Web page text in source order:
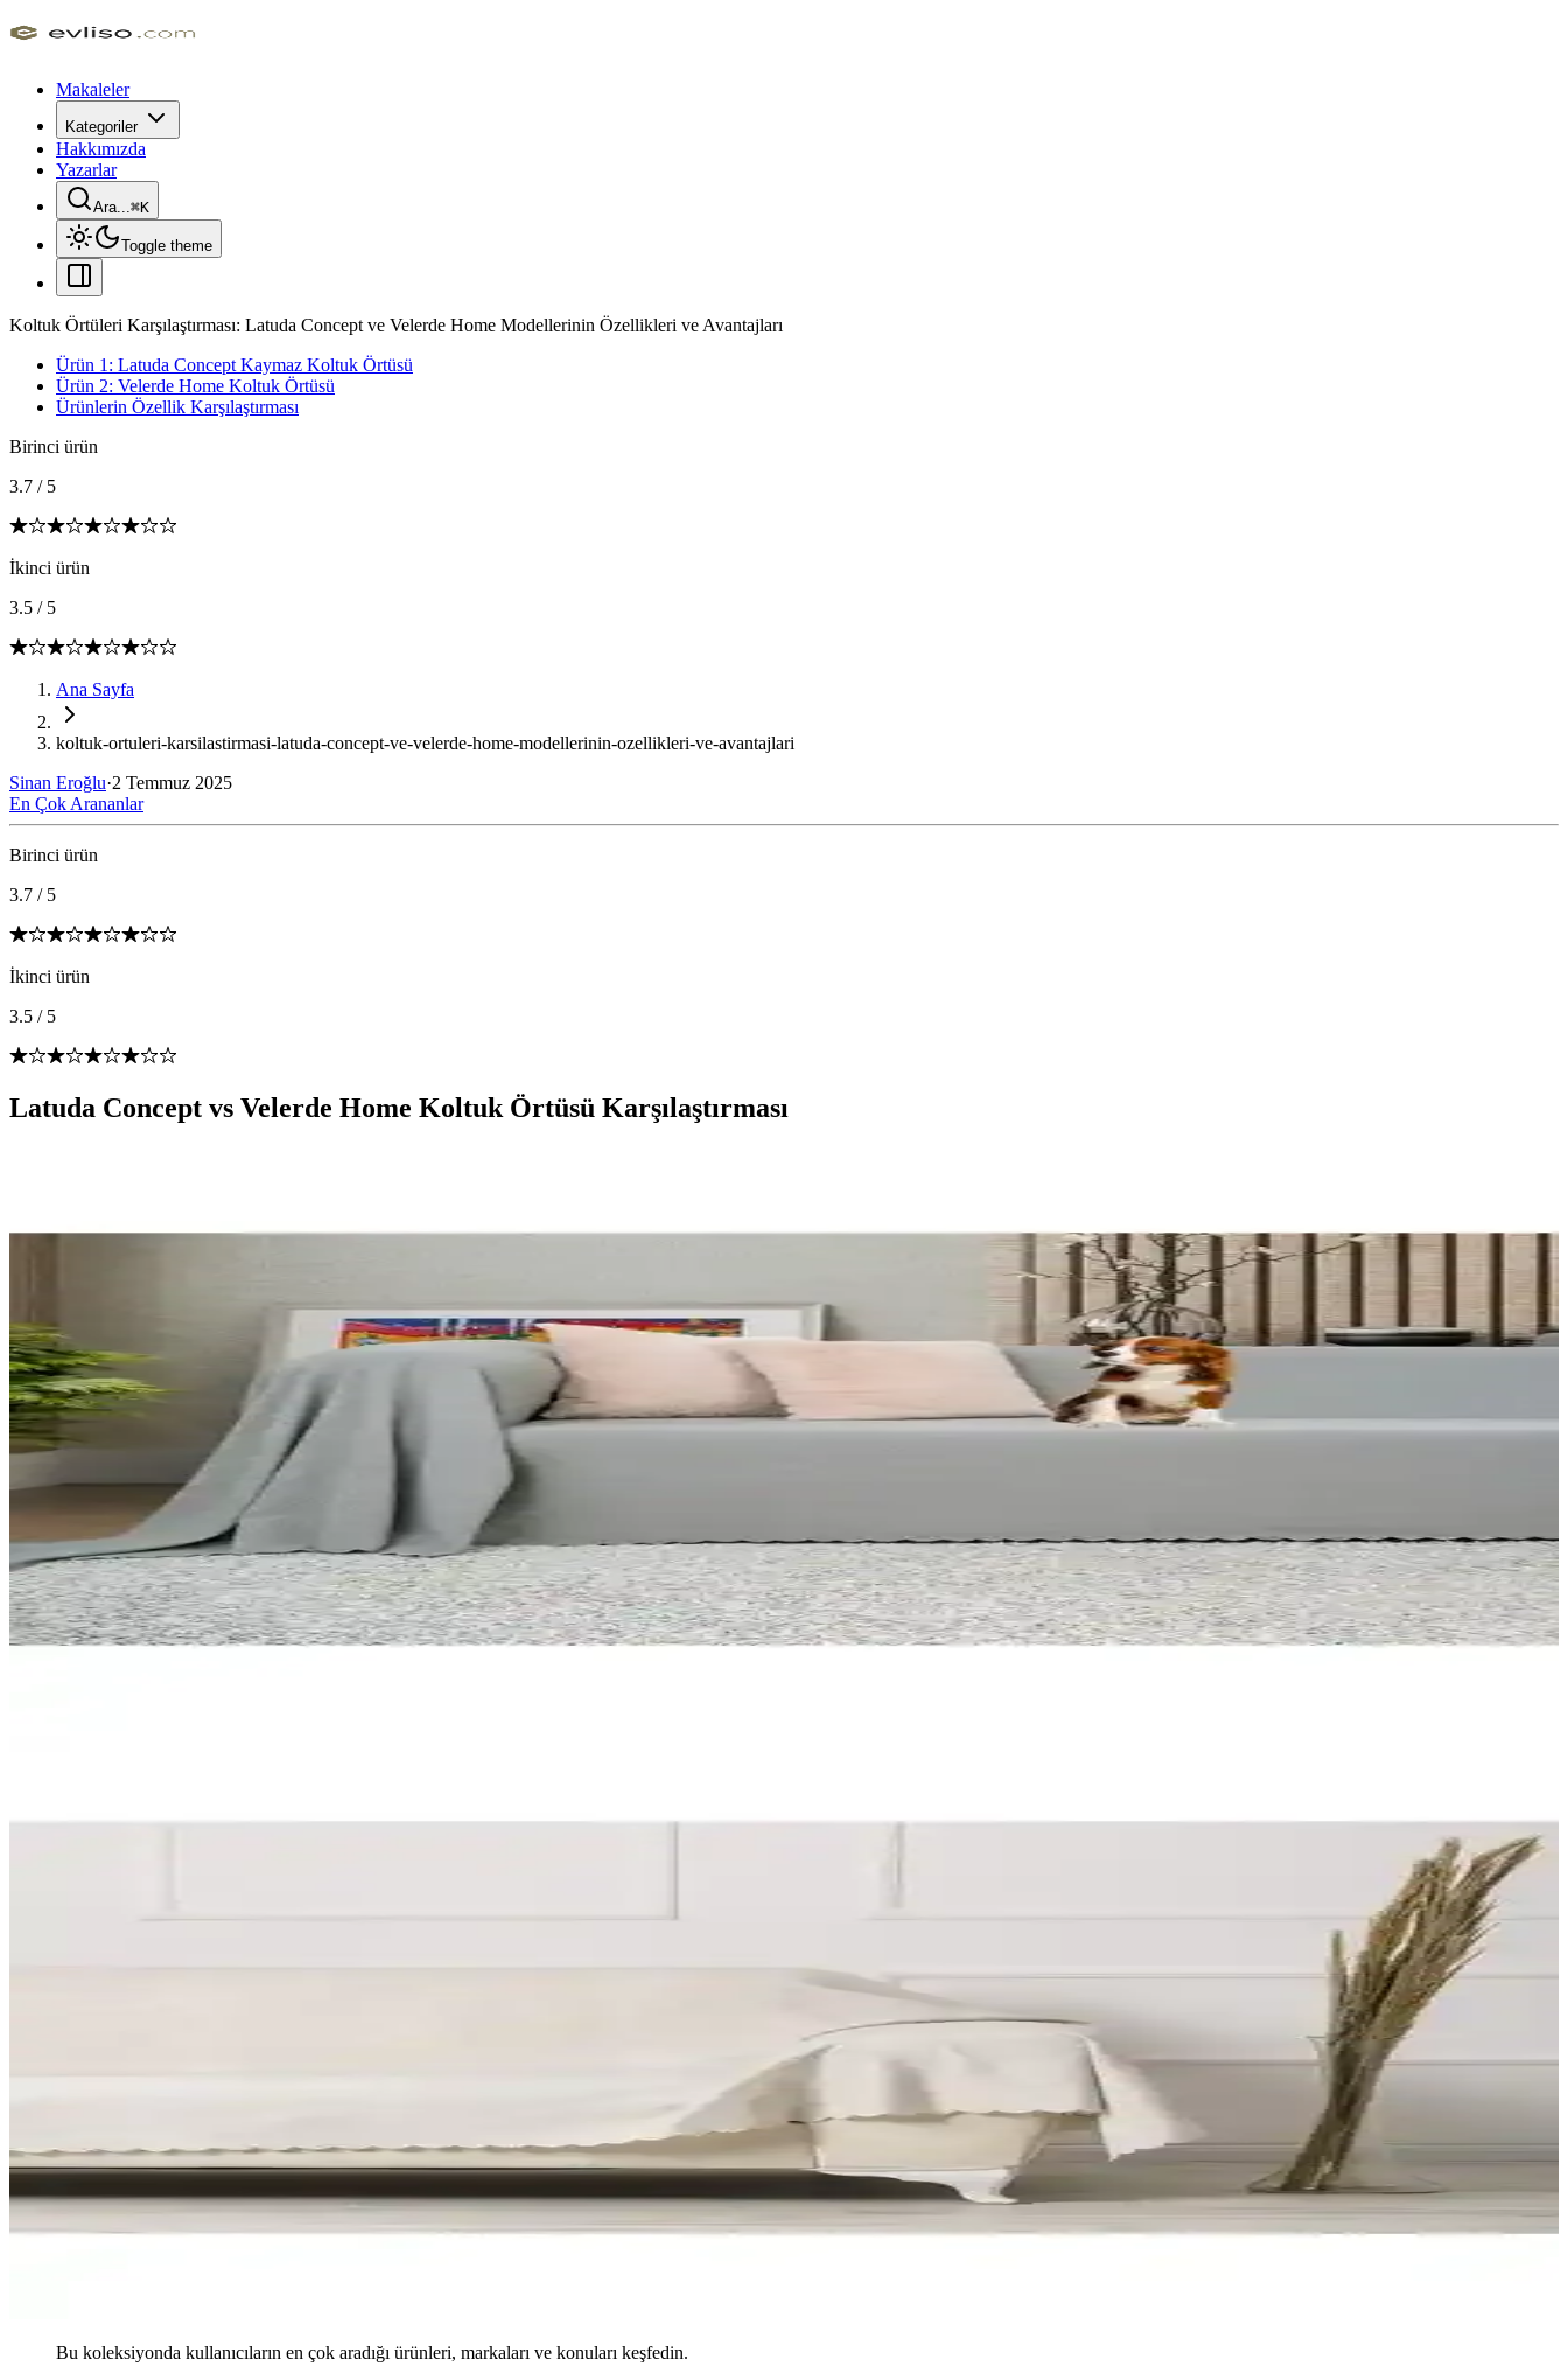
Makaleler
Kategoriler
Hakkımızda
Yazarlar
Ara...⌘K
Toggle theme
Koltuk Örtüleri Karşılaştırması: Latuda Concept ve Velerde Home Modellerinin Özellikleri ve Avantajları
Ürün 1: Latuda Concept Kaymaz Koltuk Örtüsü
Ürün 2: Velerde Home Koltuk Örtüsü
Ürünlerin Özellik Karşılaştırması
Birinci ürün
3.7 / 5
İkinci ürün
3.5 / 5
Ana Sayfa
koltuk-ortuleri-karsilastirmasi-latuda-concept-ve-velerde-home-modellerinin-ozellikleri-ve-avantajlari
Sinan Eroğlu·2 Temmuz 2025
En Çok Arananlar
Birinci ürün
3.7 / 5
İkinci ürün
3.5 / 5
Latuda Concept vs Velerde Home Koltuk Örtüsü Karşılaştırması
Bu koleksiyonda kullanıcıların en çok aradığı ürünleri, markaları ve konuları keşfedin.